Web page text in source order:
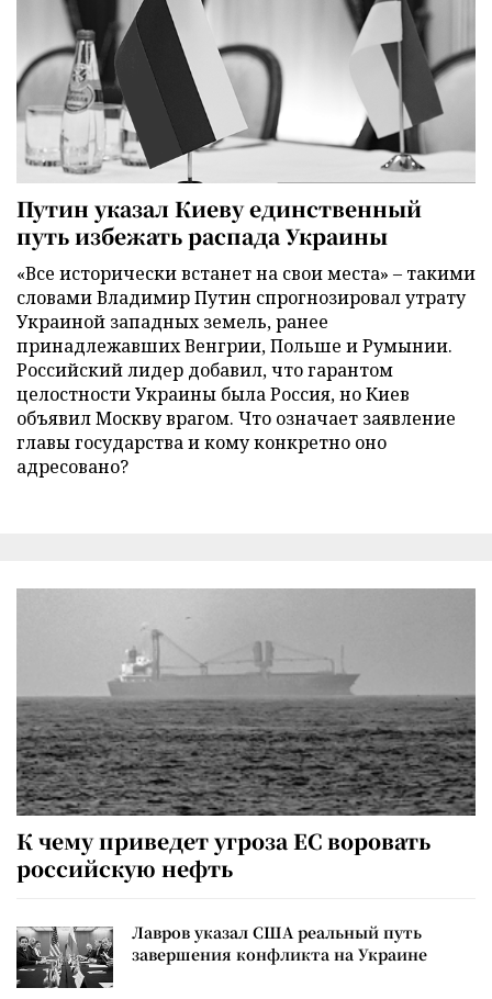
Путин указал Киеву единственный
путь избежать распада Украины
«Все исторически встанет на свои места» – такими
словами Владимир Путин спрогнозировал утрату
Украиной западных земель, ранее
принадлежавших Венгрии, Польше и Румынии.
Российский лидер добавил, что гарантом
целостности Украины была Россия, но Киев
объявил Москву врагом. Что означает заявление
главы государства и кому конкретно оно
адресовано?
К чему приведет угроза ЕС воровать
российскую нефть
Лавров указал США реальный путь
завершения конфликта на Украине